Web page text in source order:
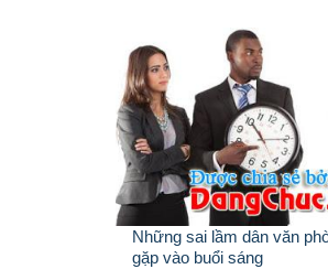
Những sai lầm dân văn
gặp vào buổi sáng